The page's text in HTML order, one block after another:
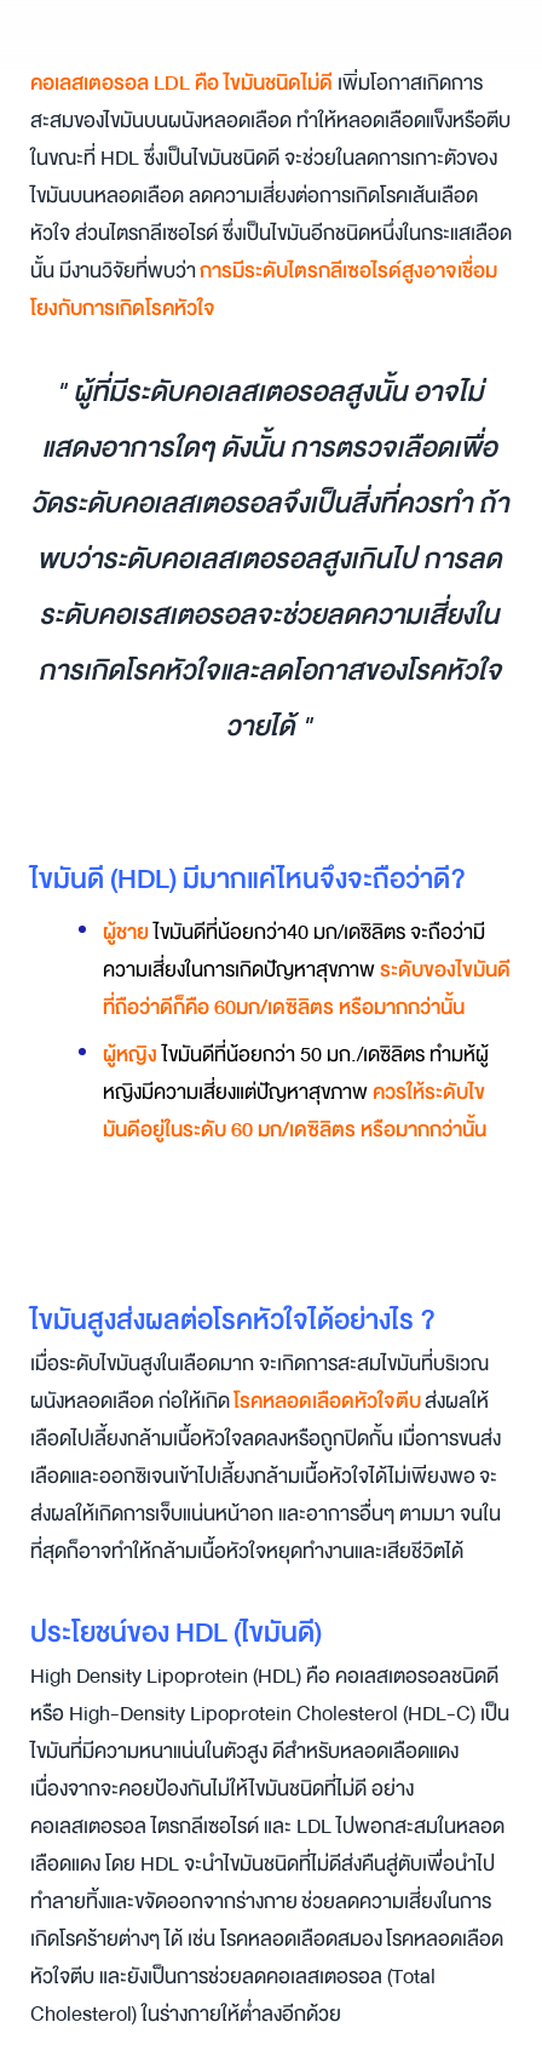
คอเลสเตอรอล LDLคือ ไขมันชนิดไม่ดี เพิ่มโอกาสเกิดการ
สะสมของไขมันบนผนังหลอดเลือด ทำให้หลอดเลือดแข็งหรือตีบ
ในขณะที่ HDL ซึ่งเป็นไขมันชนิดดี จะช่วยในลดการเกาะตัวของ
ไขมันบนหลอดเลือด ลดความเสี่ยงต่อการเกิดโรคเส้นเลือด
หัวใจ ส่วนไตรกลีเซอไรด์ ซึ่งเป็นไขมันอีกชนิดหนึ่งในกระแสเลือด
นั้น มีงานวิจัยที่พบว่าการมีระดับไตรกลีเซอไรด์สูงอาจเชื่อม
โยงกับการเกิดโรคหัวใจ
" ผู้ที่มีระดับคอเลสเตอรอลสูงนั้น อาจไม่
แสดงอาการใดๆ ดังนั้น การตรวจเลือดเพื่อ
วัดระดับคอเลสเตอรอลจึงเป็นสิ่งที่ควรทำ ถ้า
พบว่าระดับคอเลสเตอรอลสูงเกินไป การลด
ระดับคอเรสเตอรอลจะช่วยลดความเสี่ยงใน
การเกิดโรคหัวใจและลดโอกาสของโรคหัวใจ
วายได้ "
ไขมันดี (HDL) มีมากแค่ไหนจึงจะถือว่าดี?
ผู้ชายไขมันดีที่น้อยกว่า40 มก/เดซิลิตร จะถือว่ามี
ความเสี่ยงในการเกิดปัญหาสุขภาพระดับของไขมันดี
ที่ถือว่าดีก็คือ 60มก/เดซิลิตร หรือมากกว่านั้น
ผู้หญิงไขมันดีที่น้อยกว่า 50 มก./เดซิลิตร ทำมห้ผู้
หญิงมีความเสี่ยงแต่ปัญหาสุขภาพควรให้ระดับไข
มันดีอยู่ในระดับ 60 มก/เดซิลิตร หรือมากกว่านั้น
ไขมันสูงส่งผลต่อโรคหัวใจได้อย่างไร ?
เมื่อระดับไขมันสูงในเลือดมาก จะเกิดการสะสมไขมันที่บริเวณ
ผนังหลอดเลือด ก่อให้เกิดโรคหลอดเลือดหัวใจตีบส่งผลให้
เลือดไปเลี้ยงกล้ามเนื้อหัวใจลดลงหรือถูกปิดกั้น เมื่อการขนส่ง
เลือดและออกซิเจนเข้าไปเลี้ยงกล้ามเนื้อหัวใจได้ไม่เพียงพอ จะ
ส่งผลให้เกิดการเจ็บแน่นหน้าอก และอาการอื่นๆ ตามมา จนใน
ที่สุดก็อาจทำให้กล้ามเนื้อหัวใจหยุดทำงานและเสียชีวิตได้
ประโยชน์ของ HDL (ไขมันดี)
High Density Lipoprotein (HDL) คือ คอเลสเตอรอลชนิดดี
หรือ High-Density Lipoprotein Cholesterol (HDL-C) เป็น
ไขมันที่มีความหนาแน่นในตัวสูง ดีสำหรับหลอดเลือดแดง
เนื่องจากจะคอยป้องกันไม่ให้ไขมันชนิดที่ไม่ดี อย่าง
คอเลสเตอรอล ไตรกลีเซอไรด์ และ LDL ไปพอกสะสมในหลอด
เลือดแดง โดย HDL จะนำไขมันชนิดที่ไม่ดีส่งคืนสู่ตับเพื่อนำไป
ทำลายทิ้งและขจัดออกจากร่างกาย ช่วยลดความเสี่ยงในการ
เกิดโรคร้ายต่างๆ ได้ เช่น โรคหลอดเลือดสมอง โรคหลอดเลือด
หัวใจตีบ และยังเป็นการช่วยลดคอเลสเตอรอล (Total
Cholesterol) ในร่างกายให้ต่ำลงอีกด้วย